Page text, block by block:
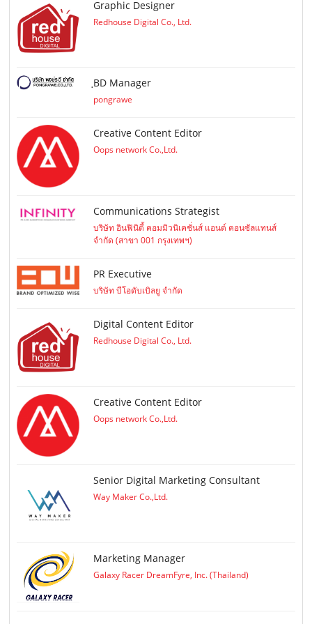
Graphic Designer
Redhouse Digital Co., Ltd.
ฺBD Manager
pongrawe
Creative Content Editor
Oops network Co.,Ltd.
Communications Strategist
บริษัท อินฟินิตี้ คอมมิวนิเคชั่นส์ แอนด์ คอนซัลแทนส์
จำกัด (สาขา 001 กรุงเทพฯ)
PR Executive
บริษัท บีโอดับเบิลยู จำกัด
Digital Content Editor
Redhouse Digital Co., Ltd.
Creative Content Editor
Oops network Co.,Ltd.
Senior Digital Marketing Consultant
Way Maker Co.,Ltd.
Marketing Manager
Galaxy Racer DreamFyre, Inc. (Thailand)